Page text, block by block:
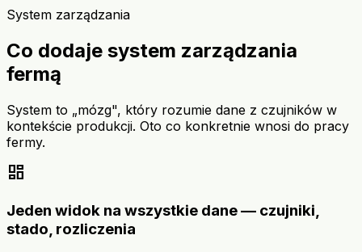
System zarządzania
Co dodaje system zarządzania
fermą
System to „mózg", który rozumie dane z czujników w
kontekście produkcji. Oto co konkretnie wnosi do pracy
fermy.
dashboard
Jeden widok na wszystkie dane — czujniki,
stado, rozliczenia